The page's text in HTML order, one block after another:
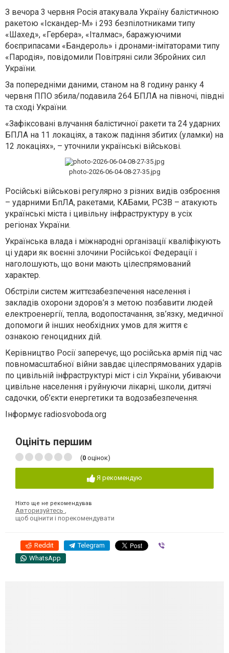
З вечора 3 червня Росія атакувала Україну балістичною
ракетою «Іскандер-М» і 293 безпілотниками типу
«Шахед», «Гербера», «Італмас», баражуючими
боєприпасами «Бандероль» і дронами-імітаторами типу
«Пародія», повідомили Повітряні сили Збройних сил
України.
За попередніми даними, станом на 8 годину ранку 4
червня ППО збила/подавила 264 БПЛА на півночі, півдні
та сході України.
«Зафіксовані влучання балістичної ракети та 24 ударних
БПЛА на 11 локаціях, а також падіння збитих (уламки) на
12 локаціях», – уточнили українські військові.
photo-2026-06-04-08-27-35.jpg
Російські військові регулярно з різних видів озброєння
– ударними БпЛА, ракетами, КАБами, РСЗВ – атакують
українські міста і цивільну інфраструктуру в усіх
регіонах України.
Українська влада і міжнародні організації кваліфікують
ці удари як воєнні злочини Російської Федерації і
наголошують, що вони мають цілеспрямований
характер.
Обстріли систем життєзабезпечення населення і
закладів охорони здоров’я з метою позбавити людей
електроенергії, тепла, водопостачання, зв’язку, медичної
допомоги й інших необхідних умов для життя є
ознакою геноцидних дій.
Керівництво Росії заперечує, що російська армія під час
повномасштабної війни завдає цілеспрямованих ударів
по цивільній інфраструктурі міст і сіл України, убиваючи
цивільне населення і руйнуючи лікарні, школи, дитячі
садочки, об’єкти енергетики та водозабезпечення.
Інформує radiosvoboda.org
Оцініть першим
(0 оцінок)
Я рекомендую
Ніхто ще не рекомендував
Авторизуйтесь
щоб оцінити і порекомендувати
Reddit Telegram
WhatsApp